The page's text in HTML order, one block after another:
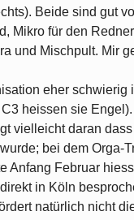
Beide sind gut
Mikro für den
und Mischpult. Mir
eher schwierig
heissen sie
vielleicht daran
bei dem Orga-
Anfang Februar
in Köln
natürlich nicht